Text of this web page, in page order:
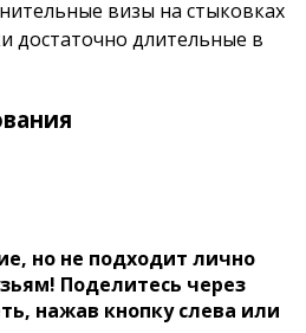
визы на стыковках
достаточно длительные в
но не подходит лично
Поделитесь через
нажав кнопку слева или